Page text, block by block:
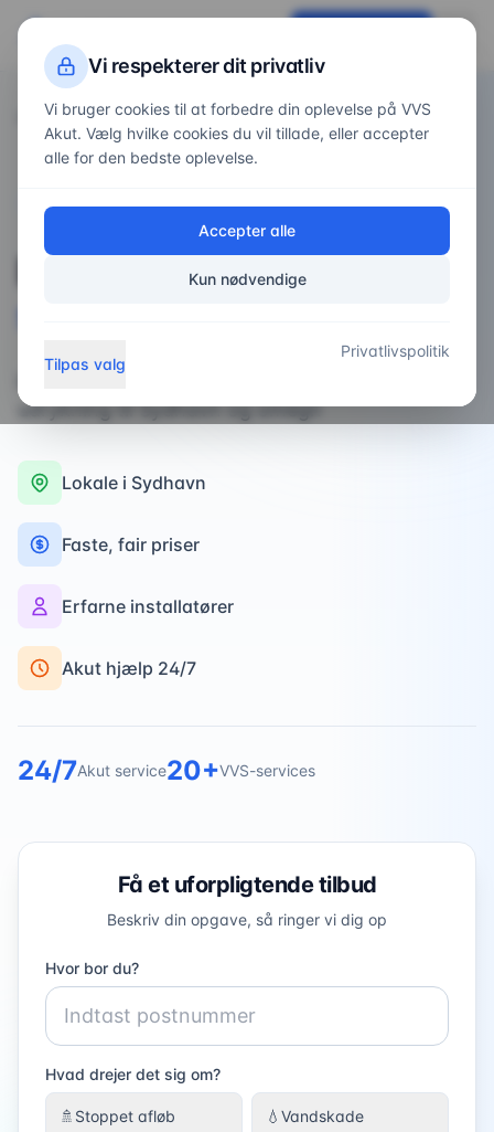
Forside
/
Områder
/Sydhavn
VVS-service iSydhavn
ProfessionelVVS-
professionel VVS-installatør med hurtig
udrykning til Sydhavn og omegn
Lokale i Sydhavn
Faste, fair priser
Erfarne installatører
Akut hjælp 24/7
24/7Akut service20+VVS-services
Få et uforpligtende tilbud
Beskriv din opgave, så ringer vi dig op
Hvor bor du?
Hvad drejer det sig om?
🚿 Stoppet afløb 💧 Vandskade
Vi respekterer dit privatliv
Vi bruger cookies til at forbedre din oplevelse på VVS
Akut. Vælg hvilke cookies du vil tillade, eller accepter
alle for den bedste oplevelse.
Accepter alle
Kun nødvendige
Tilpas valg
Privatlivspolitik